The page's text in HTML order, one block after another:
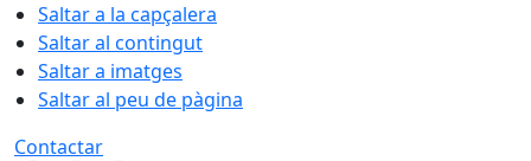
Saltar a la capçalera
Saltar al contingut
Saltar a imatges
Saltar al peu de pàgina
Contactar